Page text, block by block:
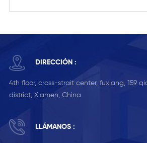
DIRECCIÓN :
4th floor, cross-strait center, fuxiang, 159
district, Xiamen, China
LLÁMANOS :